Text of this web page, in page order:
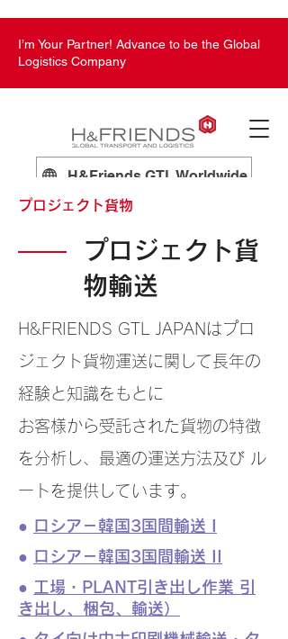
H&Friends GTL Worldwide
I’m Your Partner! Advance to be the Global
Logistics Company
プロジェクト貨物
プロジェクト貨
物輸送
H&FRIENDS GTL JAPANはプロ
ジェクト貨物運送に関して長年の
経験と知識をもとに
お客様から受託された貨物の特徴
を分析し、 最適の運送方法及び ル
ートを提供しています。
● ロシア－韓国3国間輸送 I
● ロシア－韓国3国間輸送 II
● 工場・PLANT引き出し作業 引
き出し、梱包、輸送）